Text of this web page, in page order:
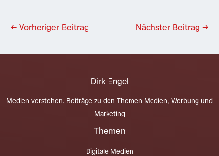
← Vorheriger Beitrag Nächster Beitrag →
Dirk Engel
Medien verstehen. Beiträge zu den Themen Medien, Werbung und
Marketing
Themen
Digitale Medien